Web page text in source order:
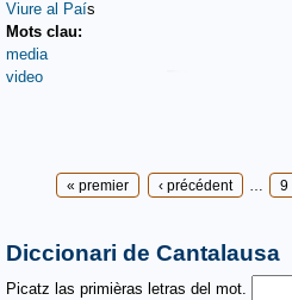
Viure al País
Mots clau:
media
video
Pages« premier ‹ précédent 9
Diccionari de Cantalausa
Picatz las primièras letras del mot.